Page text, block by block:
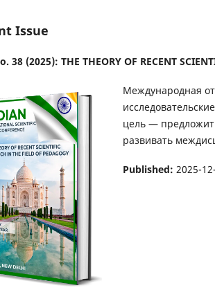
Issue
38 (2025): THE THEORY OF RECENT
Международная
цель —
развивать
Published: 2025-